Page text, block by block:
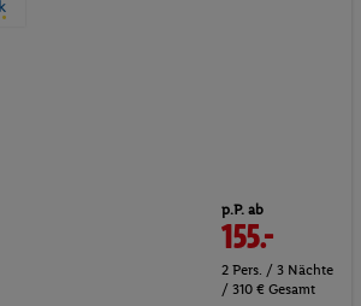
p.P. ab
155.-
2 Pers. / 3 Nächte
/ 310 € Gesamt